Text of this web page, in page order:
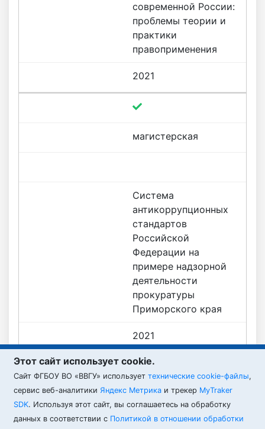
современной России:
проблемы теории и
практики
правоприменения
2021
магистерская
Система
антикоррупционных
стандартов
Российской
Федерации на
примере надзорной
деятельности
прокуратуры
Приморского края
2021
— Подтверждено
ВВГУ
Этот сайт использует cookie.
Cайт ФГБОУ ВО «ВВГУ» использует технические cookie-файлы,
сервис веб-аналитики Яндекс Метрика и трекер MyTraker
SDK. Используя этот сайт, вы соглашаетесь на обработку
данных в соответствии с Политикой в отношении обработки